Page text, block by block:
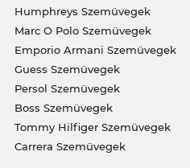
Humphreys Szemüvegek
Marc O Polo Szemüvegek
Emporio Armani Szemüvegek
Guess Szemüvegek
Persol Szemüvegek
Boss Szemüvegek
Tommy Hilfiger Szemüvegek
Carrera Szemüvegek